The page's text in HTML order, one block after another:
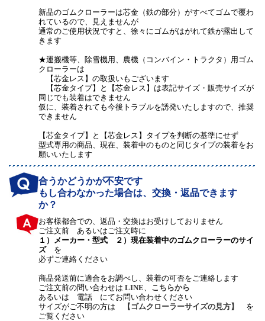
新品のゴムクローラーは芯金（鉄の部分）がすべてゴムで覆わ
れているので、見えませんが
通常のご使用状況ですと、徐々にゴムがはがれて鉄が露出して
きます
★運搬機等、除雪機用、農機（コンバイン・トラクタ）用ゴム
クローラーは
【芯金レス】の取扱いもございます
【芯金タイプ】と【芯金レス】は表記サイズ・販売サイズが
同じでも装着はできません
仮に、装着されても今後トラブルを誘発いたしますので、推奨
できません
【芯金タイプ】と【芯金レス】タイプを判断の基準にせず
型式専用の商品、現在、装着中のものと同じタイプの装着をお
願いいたします
合うかどうかが不安です
もし合わなかった場合は、交換・返品できます
か？
お客様都合での、返品・交換はお受けしておりません
ご注文前 あるいはご注文時に
１）メーカー・型式 ２）現在装着中のゴムクローラーのサイ
ズを
必ずご連絡ください
商品発送前に適合をお調べし、装着の可否をご連絡します
ご注文前の問い合わせはLINE
こちらから
あるいは 電話 にてお問い合わせください
サイズがご不明の方は
【ゴムクローラーサイズの見方】
を
ご覧ください